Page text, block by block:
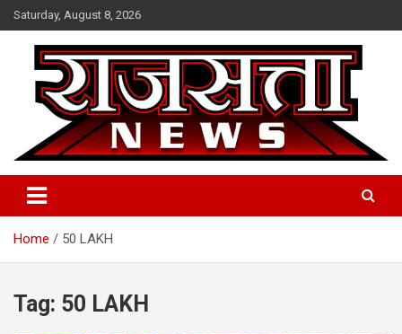
Skip
to
content
Saturday, August 8, 2026
Raj Satta News
Home 50 LAKH
Tag: 50 LAKH